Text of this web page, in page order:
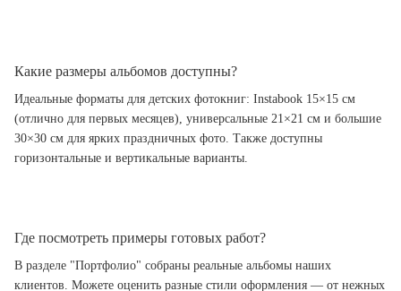
Какие размеры альбомов доступны?
Идеальные форматы для детских фотокниг: Instabook 15×15 см
(отлично для первых месяцев), универсальные 21×21 см и большие
30×30 см для ярких праздничных фото. Также доступны
горизонтальные и вертикальные варианты.
Где посмотреть примеры готовых работ?
В разделе "Портфолио" собраны реальные альбомы наших
клиентов. Можете оценить разные стили оформления — от нежных